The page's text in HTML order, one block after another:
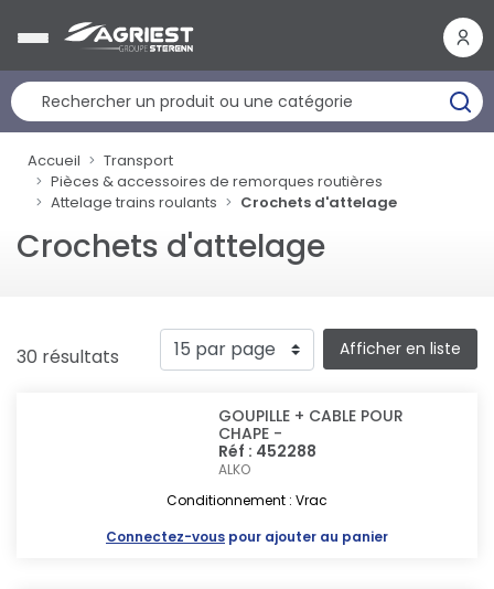
Accueil
Transport
Pièces & accessoires de remorques routières
Attelage trains roulants
Crochets d'attelage
Crochets d'attelage
30 résultats Afficher en liste
GOUPILLE + CABLE POUR
CHAPE -
Réf : 452288
ALKO
Conditionnement : Vrac
Connectez-vous pour ajouter au panier